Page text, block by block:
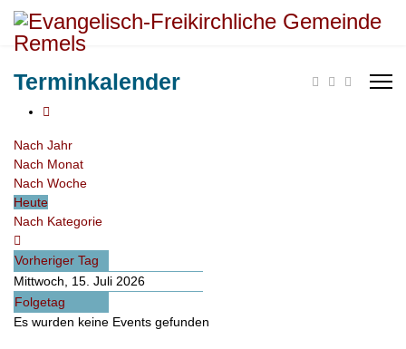
Terminkalender
Nach Jahr
Nach Monat
Nach Woche
Heute
Nach Kategorie
Vorheriger Tag
Mittwoch, 15. Juli 2026
Folgetag
Es wurden keine Events gefunden